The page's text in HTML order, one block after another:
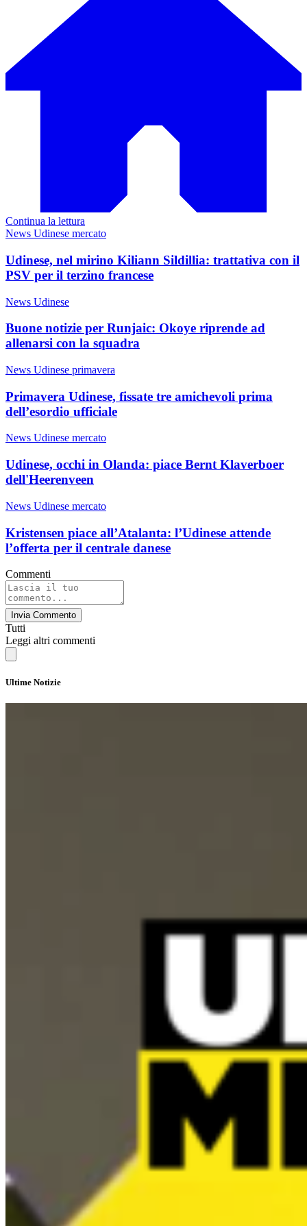
Continua la lettura
News Udinese mercato
Udinese, nel mirino Kiliann Sildillia: trattativa con il
PSV per il terzino francese
News Udinese
Buone notizie per Runjaic: Okoye riprende ad
allenarsi con la squadra
News Udinese primavera
Primavera Udinese, fissate tre amichevoli prima
dell’esordio ufficiale
News Udinese mercato
Udinese, occhi in Olanda: piace Bernt Klaverboer
dell'Heerenveen
News Udinese mercato
Kristensen piace all’Atalanta: l’Udinese attende
l’offerta per il centrale danese
Commenti
Invia Commento
Tutti
Leggi altri commenti
Ultime Notizie